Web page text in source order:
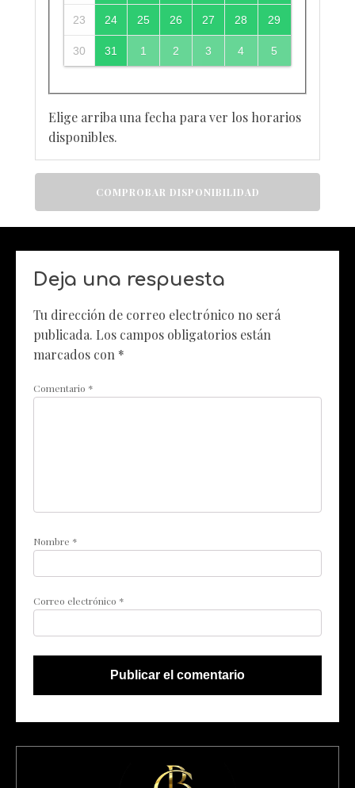
23 24 25 26 27 28 29
30 31 1 2 3 4 5
Elige arriba una fecha para ver los horarios
disponibles.
COMPROBAR DISPONIBILIDAD
Deja una respuesta
Tu dirección de correo electrónico no será
publicada. Los campos obligatorios están
marcados con *
Comentario *
Nombre *
Correo electrónico *